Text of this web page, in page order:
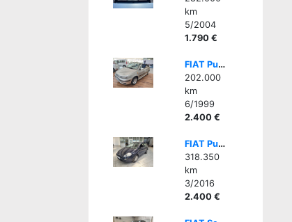
km
5/2004
1.790 €
FIAT Punto 1ª serie 60 cat Cabrio
202.000
km
6/1999
2.400 €
FIAT Punto 1.2 8V 5 porte Street
318.350
km
3/2016
2.400 €